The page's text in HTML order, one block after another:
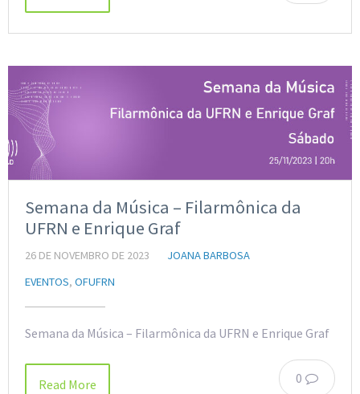
Semana da Música – Filarmônica da
UFRN e Enrique Graf
26 DE NOVEMBRO DE 2023
JOANA BARBOSA
EVENTOS, OFUFRN
Semana da Música – Filarmônica da UFRN e Enrique Graf
0
Read More